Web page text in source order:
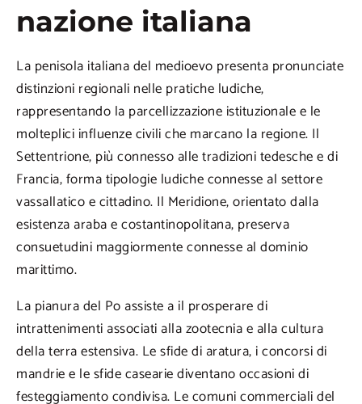
nazione italiana
La penisola italiana del medioevo presenta pronunciate
distinzioni regionali nelle pratiche ludiche,
rappresentando la parcellizzazione istituzionale e le
molteplici influenze civili che marcano la regione. Il
Settentrione, più connesso alle tradizioni tedesche e di
Francia, forma tipologie ludiche connesse al settore
vassallatico e cittadino. Il Meridione, orientato dalla
esistenza araba e costantinopolitana, preserva
consuetudini maggiormente connesse al dominio
marittimo.
La pianura del Po assiste a il prosperare di
intrattenimenti associati alla zootecnia e alla cultura
della terra estensiva. Le sfide di aratura, i concorsi di
mandrie e le sfide casearie diventano occasioni di
festeggiamento condivisa. Le comuni commerciali del